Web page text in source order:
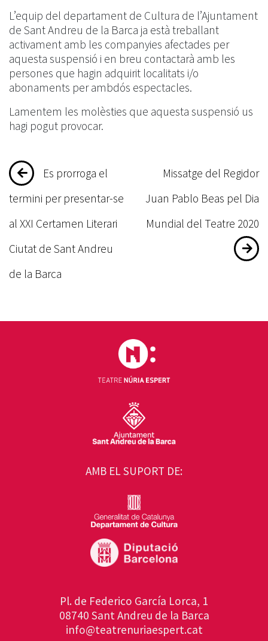
L’equip del departament de Cultura de l’Ajuntament
de Sant Andreu de la Barca ja està treballant
activament amb les companyies afectades per
aquesta suspensió i en breu contactarà amb les
persones que hagin adquirit localitats i/o
abonaments per ambdós espectacles.
Lamentem les molèsties que aquesta suspensió us
hagi pogut provocar.
Navegació
d'entrades
Es prorroga el
termini per presentar-se
al XXI Certamen Literari
Ciutat de Sant Andreu
de la Barca
Missatge del Regidor
Juan Pablo Beas pel Dia
Mundial del Teatre 2020
AMB EL SUPORT DE:
Pl. de Federico García Lorca, 1
08740 Sant Andreu de la Barca
info@teatrenuriaespert.cat